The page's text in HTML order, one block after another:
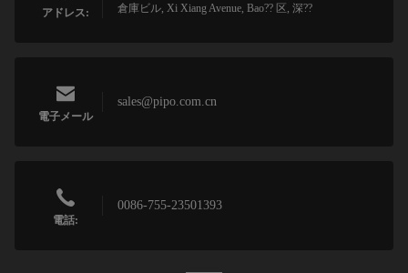
アドレス:
倉庫ビル, Xi Xiang Avenue, Bao?? 区, 深??
電子メール
sales@pipo.com.cn
電話:
0086-755-23501393